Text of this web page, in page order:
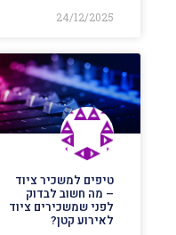
24/12/2025
טיפים למשכיר ציוד
– מה חשוב לבדוק
לפני שמשכירים ציוד
לאירוע קטן?